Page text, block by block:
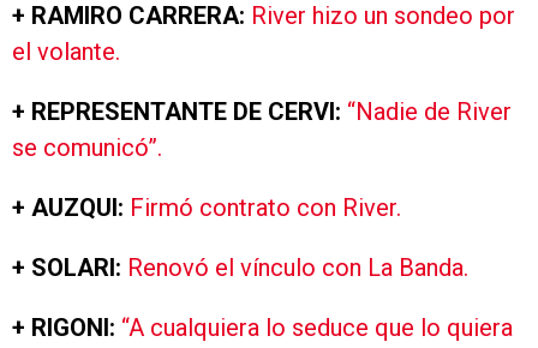
+ RAMIRO CARRERA: River hizo un sondeo por
el volante.
+ REPRESENTANTE DE CERVI: “Nadie de River
se comunicó”.
+ AUZQUI: Firmó contrato con River.
+ SOLARI: Renovó el vínculo con La Banda.
+ RIGONI: “A cualquiera lo seduce que lo quiera